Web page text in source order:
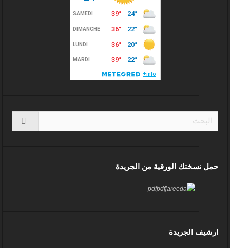
حمل نسختك الورقية من الجريدة
ارشيف الجريدة